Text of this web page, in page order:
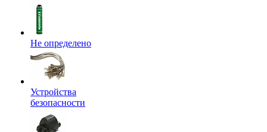
Не определено
Устройства
безопасности